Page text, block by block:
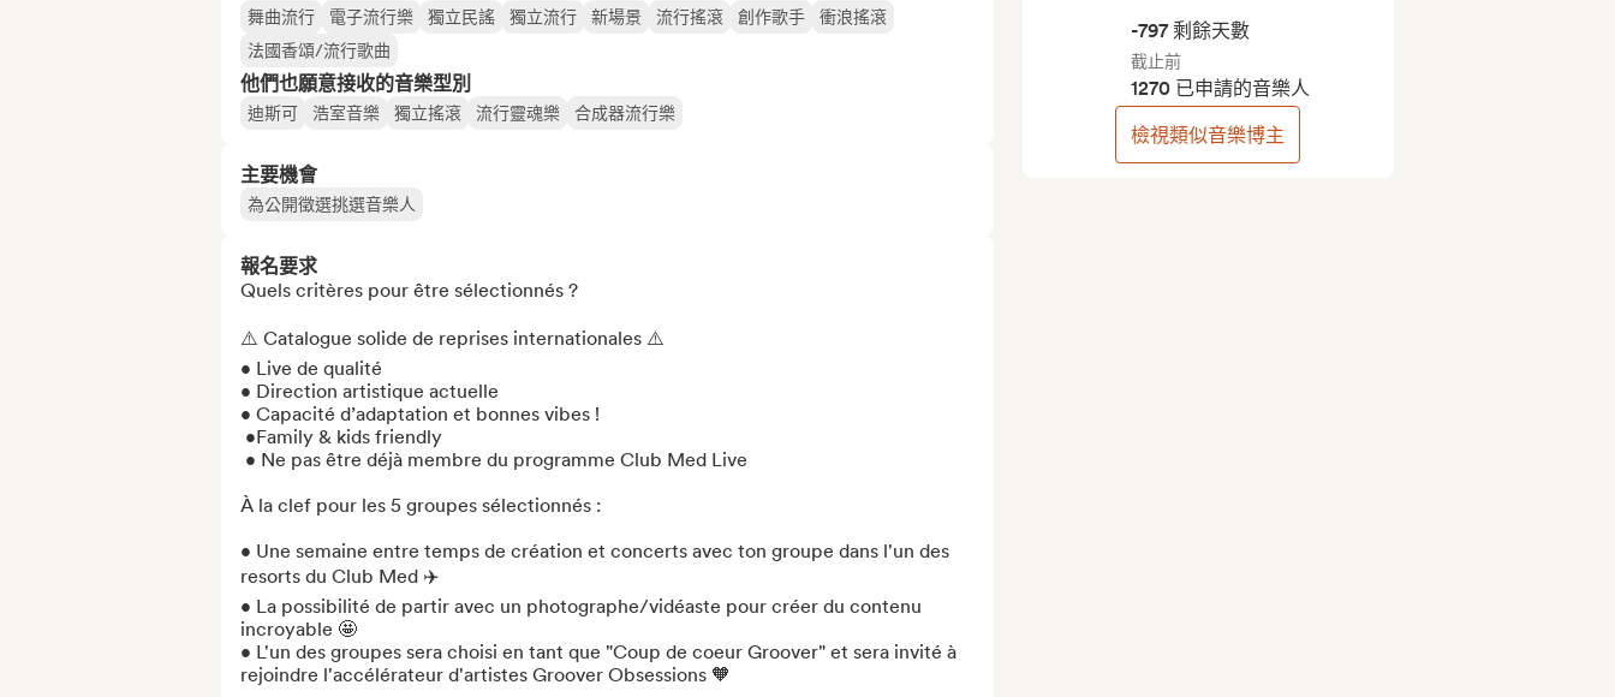
舞曲流行 電子流行樂 獨立民謠 獨立流行 新場景 流行搖滾 創作歌手
衝浪搖滾
法國香頌/流行歌曲
他們也願意接收的音樂型別
迪斯可 浩室音樂 獨立搖滾 流行靈魂樂 合成器流行樂
主要機會
為公開徵選挑選音樂人
報名要求
Quels critères pour être sélectionnés ?
⚠️ Catalogue solide de reprises internationales ⚠️
• Live de qualité
• Direction artistique actuelle
• Capacité d’adaptation et bonnes vibes !
À la clef pour les 5 groupes sélectionnés :
• Une semaine entre temps de création et concerts avec ton groupe dans l'un des
resorts du Club Med ✈️
• La possibilité de partir avec un photographe/vidéaste pour créer du contenu
incroyable 🤩
• L'un des groupes sera choisi en tant que "Coup de coeur Groover" et sera invité à
rejoindre l'accélérateur d'artistes Groover Obsessions 🧡
-797 剩餘天數
截止前
1270 已申請的音樂人
檢視類似音樂博主